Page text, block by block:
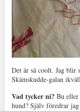
Det är så coolt. Jag blir
Skämskudde-galan
Vad tycker ni? Bu eller
hund? Själv föredrar